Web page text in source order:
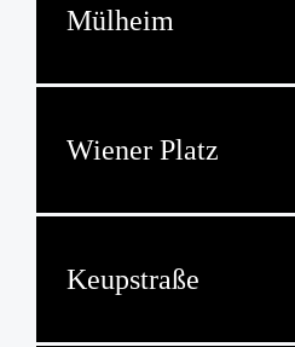
Mülheim
Wiener Platz
Keupstraße